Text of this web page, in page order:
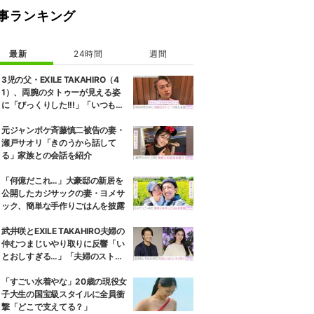
ランキング
最新 24時間 週間
3児の父・EXILE TAKAHIRO（4
1）、両腕のタトゥーが見える姿
に「びっくりした!!!」「いつもと
の反響
元ジャンポケ斉藤慎二被告の妻・
瀬戸サオリ「きのうから話して
る」家族との会話を紹介
「何億だこれ…」大豪邸の新居を
公開したカジサックの妻・ヨメサ
ック、簡単な手作りごはんを披露
武井咲とEXILE TAKAHIRO夫婦の
仲むつまじいやり取りに反響「い
とおしすぎる…」「夫婦のストー
「すごい水着やな」20歳の現役女
子大生の国宝級スタイルに全員衝
撃「どこで支えてる？」